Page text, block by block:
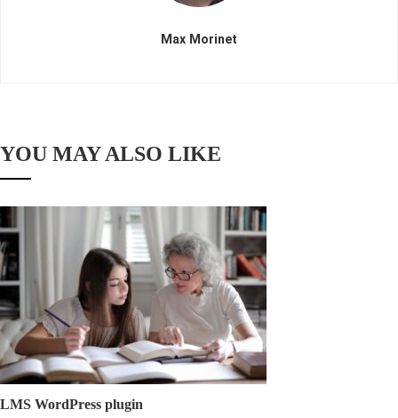
Max Morinet
YOU MAY ALSO LIKE
LMS WordPress plugin